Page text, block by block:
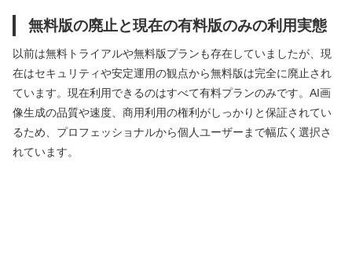
無料版の廃止と現在の有料版のみの利用実態
以前は無料トライアルや無料版プランも存在していましたが、現
在はセキュリティや安定運用の観点から無料版は完全に廃止され
ています。現在利用できるのはすべて有料プランのみです。AI画
像生成の品質や速度、商用利用の権利がしっかりと保証されてい
るため、プロフェッショナルから個人ユーザーまで幅広く選択さ
れています。